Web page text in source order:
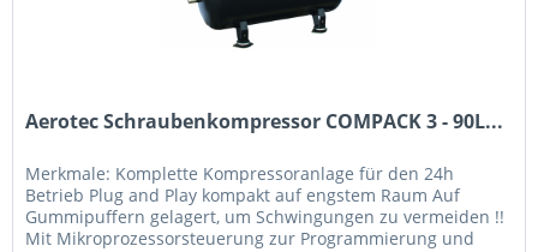
Aerotec Schraubenkompressor COMPACK 3 - 90L...
Merkmale: Komplette Kompressoranlage für den 24h
Betrieb Plug and Play kompakt auf engstem Raum Auf
Gummipuffern gelagert, um Schwingungen zu vermeiden !!
Mit Mikroprozessorsteuerung zur Programmierung und